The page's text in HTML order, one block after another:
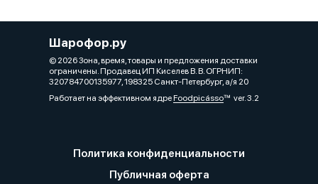
Шарофор.ру
© 2026 Зона, время, товары и предложения доставки
ограничены. Продавец ИП Киселев В. В. ОГРНИП:
320784700135977, 198325 Санкт-Петербург, а/я 20
Работает на эффективном ядреFoodpicássover. 3.2
Политика конфиденциальности
Публичная оферта